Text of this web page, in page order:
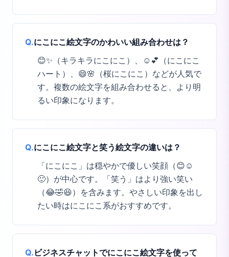
Q.にこにこ絵文字のかわいい組み合わせは？
😊✨（キラキラにこにこ）、☺️💕（にこにこ
ハート）、😄🌸（桜にこにこ）などが人気で
す。複数の絵文字を組み合わせると、より明
るい印象になります。
Q.にこにこ絵文字と笑う絵文字の違いは？
「にこにこ」は穏やかで優しい笑顔（😊☺️
🙂）が中心です。「笑う」はより強い笑い
（😂🤣😆）を含みます。やさしい印象を出し
たい時はにこにこ系がおすすめです。
Q. ビジネスチャットでにこにこ絵文字を使って